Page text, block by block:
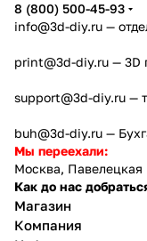
8 (800) 500-45-93
info@3d-diy.ru —
print@3d-diy.ru — 3D
support@3d-diy.ru —
buh@3d-diy.ru —
Мы переехали:
Москва, Павелецкая
Как до нас
Магазин
Компания